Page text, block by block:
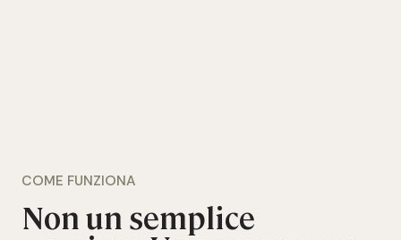
COME FUNZIONA
Non un semplice